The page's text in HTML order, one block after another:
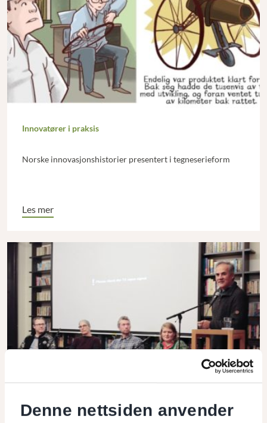
Denne nettsiden anvender
Innovatører i praksis
Norske innovasjonshistorier presentert i tegneserieform
Les mer